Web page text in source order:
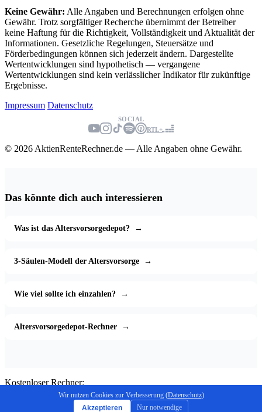
Keine Gewähr: Alle Angaben und Berechnungen erfolgen ohne
Gewähr. Trotz sorgfältiger Recherche übernimmt der Betreiber
keine Haftung für die Richtigkeit, Vollständigkeit und Aktualität der
Informationen. Gesetzliche Regelungen, Steuersätze und
Förderbedingungen können sich jederzeit ändern. Dargestellte
Wertentwicklungen sind hypothetisch — vergangene
Wertentwicklungen sind kein verlässlicher Indikator für zukünftige
Ergebnisse.
Impressum Datenschutz
SOCIAL
RTL+
© 2026 AktienRenteRechner.de — Alle Angaben ohne Gewähr.
Wir nutzen Cookies zur Verbesserung (Datenschutz)
Akzeptieren
Nur notwendige
Das könnte dich auch interessieren
Was ist das Altersvorsorgedepot? →
3-Säulen-Modell der Altersvorsorge →
Wie viel sollte ich einzahlen? →
Altersvorsorgedepot-Rechner →
Kostenloser Rechner:
Endkapital berechnen